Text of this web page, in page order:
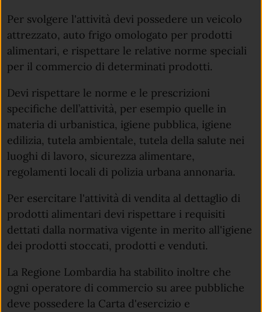
Per svolgere l'attività devi possedere un veicolo
attrezzato, auto frigo omologato per prodotti
alimentari, e rispettare le relative norme speciali
per il commercio di determinati prodotti.
Devi rispettare le norme e le prescrizioni
specifiche dell’attività, per esempio quelle in
materia di urbanistica, igiene pubblica, igiene
edilizia, tutela ambientale, tutela della salute nei
luoghi di lavoro, sicurezza alimentare,
regolamenti locali di polizia urbana annonaria.
Per esercitare l'attività di vendita al dettaglio di
prodotti alimentari devi rispettare i requisiti
dettati dalla normativa vigente in merito all'igiene
dei prodotti stoccati, prodotti e venduti.
La Regione Lombardia ha stabilito inoltre che
ogni operatore di commercio su aree pubbliche
deve possedere la Carta d'esercizio e